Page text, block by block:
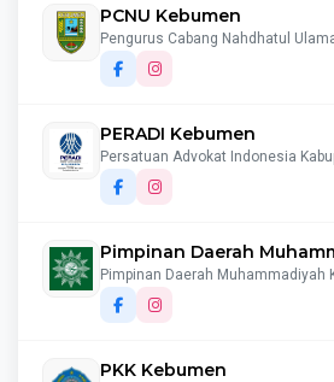
PCNU Kebumen
Pengurus Cabang Nahdhatul
PERADI Kebumen
Persatuan Advokat Indonesia
Pimpinan Daerah
Pimpinan Daerah Muhammadiyah
PKK Kebumen